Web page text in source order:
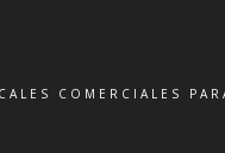
COMERCIALES